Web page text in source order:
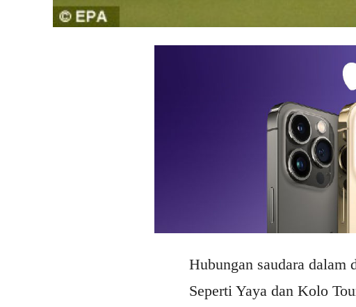
Hubungan saudara dalam
Seperti Yaya dan Kolo